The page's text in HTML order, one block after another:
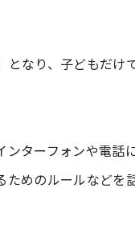
なり、子どもだけ
ターフォンや電話
めのルールなどを